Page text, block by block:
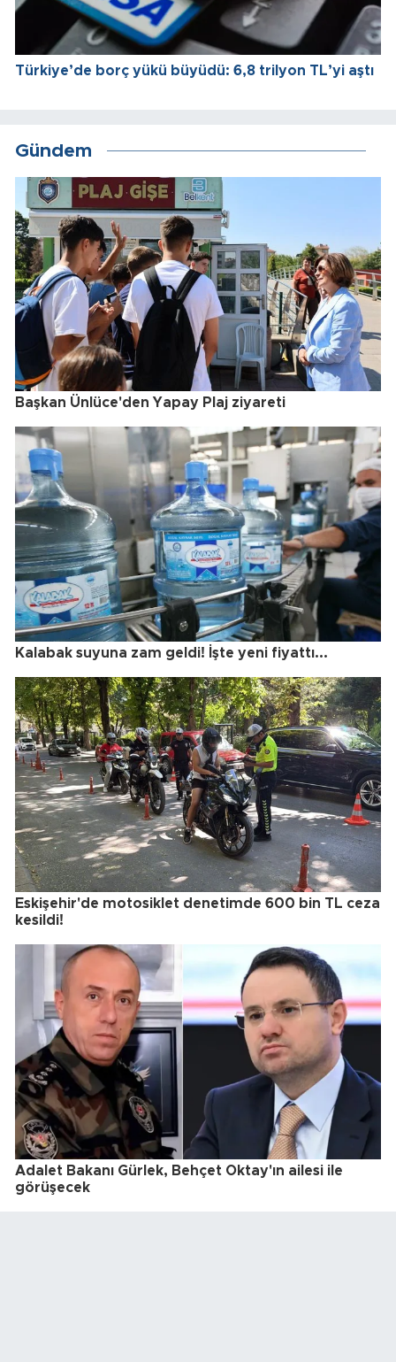
Türkiye’de borç yükü büyüdü: 6,8 trilyon TL’yi aştı
Gündem
Başkan Ünlüce'den Yapay Plaj ziyareti
Kalabak suyuna zam geldi! İşte yeni fiyattı...
Eskişehir'de motosiklet denetimde 600 bin TL ceza
kesildi!
Adalet Bakanı Gürlek, Behçet Oktay'ın ailesi ile
görüşecek